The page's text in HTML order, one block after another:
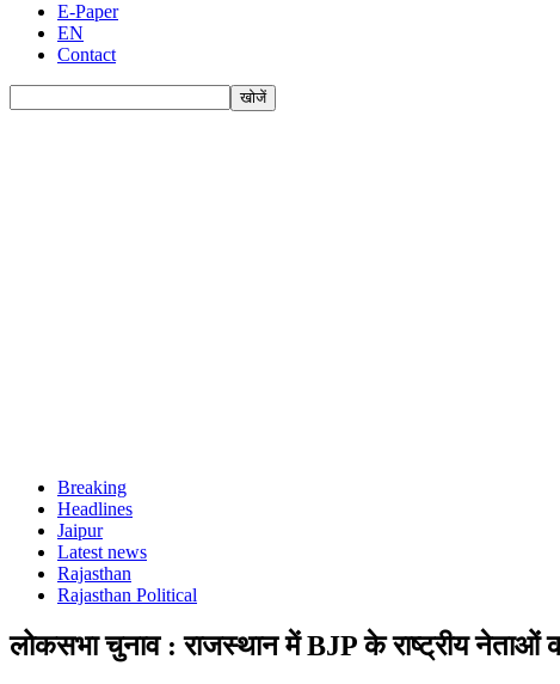
E-Paper
EN
Contact
Breaking
Headlines
Jaipur
Latest news
Rajasthan
Rajasthan Political
लोकसभा चुनाव : राजस्थान में BJP के राष्ट्रीय नेताओं